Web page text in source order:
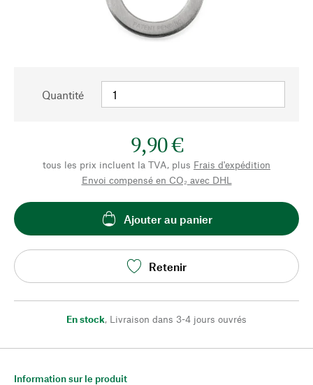
Quantité
9,90 €
tous les prix incluent la TVA, plus Frais d'expédition
Envoi compensé en CO₂ avec DHL
Ajouter au panier
Retenir
En stock, Livraison dans 3-4 jours ouvrés
Information sur le produit